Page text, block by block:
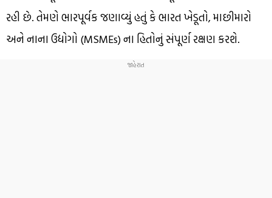
રહી છે. તેમણે ભારપૂર્વક જણાવ્યું હતું કે ભારત ખેડૂતો, માછીમારો
અને નાના ઉદ્યોગો (MSMEs) ના હિતોનું સંપૂર્ણ રક્ષણ કરશે.